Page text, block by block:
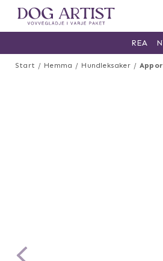
Start Hemma Hundleksaker
REA